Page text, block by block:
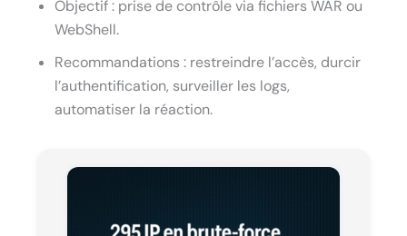
Objectif : prise de contrôle via fichiers WAR ou
WebShell.
Recommandations : restreindre l’accès, durcir
l’authentification, surveiller les logs,
automatiser la réaction.